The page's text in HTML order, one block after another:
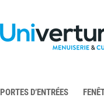
PORTES D’ENTRÉES